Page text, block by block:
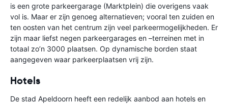
is een grote parkeergarage (Marktplein) die overigens vaak
vol is. Maar er zijn genoeg alternatieven; vooral ten zuiden en
ten oosten van het centrum zijn veel parkeermogelijkheden. Er
zijn maar liefst negen parkeergarages en –terreinen met in
totaal zo’n 3000 plaatsen. Op dynamische borden staat
aangegeven waar parkeerplaatsen vrij zijn.
Hotels
De stad Apeldoorn heeft een redelijk aanbod aan hotels en